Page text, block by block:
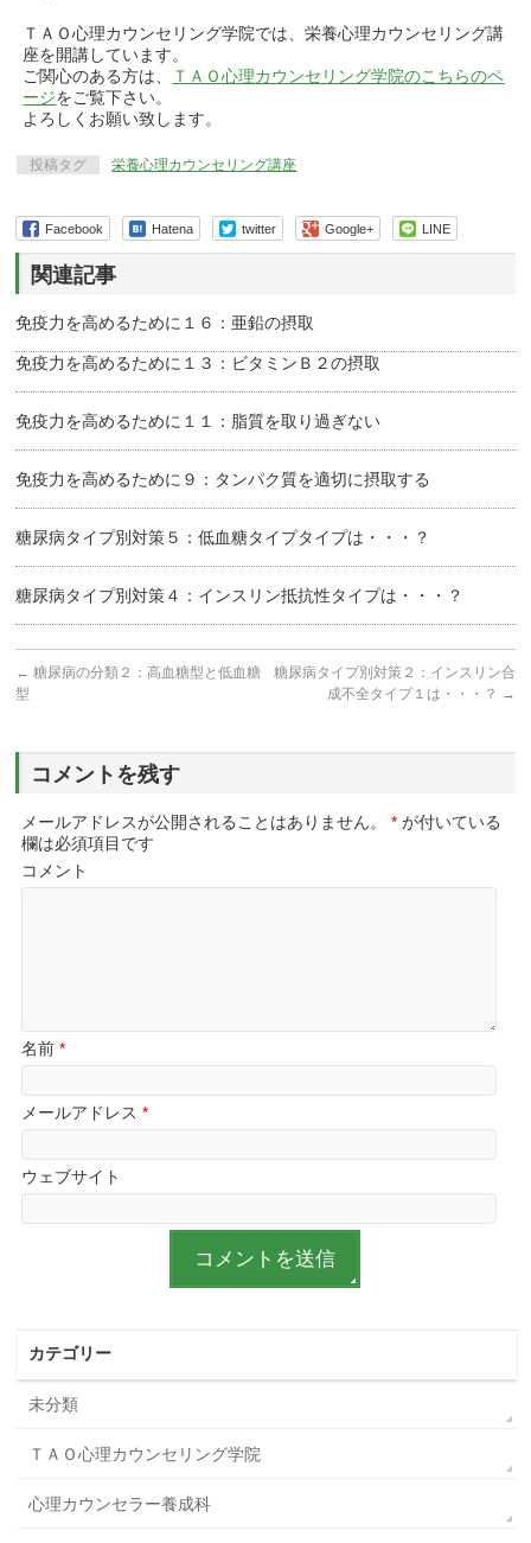
ＴＡＯ心理カウンセリング学院では、栄養心理カウンセリング講
座を開講しています。
ご関心のある方は、
ＴＡＯ心理カウンセリング学院のこちらのペ
ージをご覧下さい。
よろしくお願い致します。
投稿タグ 栄養心理カウンセリング講座
Facebook Hatena twitter Google+ LINE
関連記事
免疫力を高めるために１６：亜鉛の摂取
免疫力を高めるために１３：ビタミンＢ２の摂取
免疫力を高めるために１１：脂質を取り過ぎない
免疫力を高めるために９：タンパク質を適切に摂取する
糖尿病タイプ別対策５：低血糖タイプタイプは・・・？
糖尿病タイプ別対策４：インスリン抵抗性タイプは・・・？
← 糖尿病の分類２：高血糖型と低血糖
型
糖尿病タイプ別対策２：インスリン合
成不全タイプ１は・・・？ →
コメントを残す
メールアドレスが公開されることはありません。 * が付いている
欄は必須項目です
コメント
名前*
メールアドレス*
ウェブサイト
カテゴリー
未分類
ＴＡＯ心理カウンセリング学院
心理カウンセラー養成科